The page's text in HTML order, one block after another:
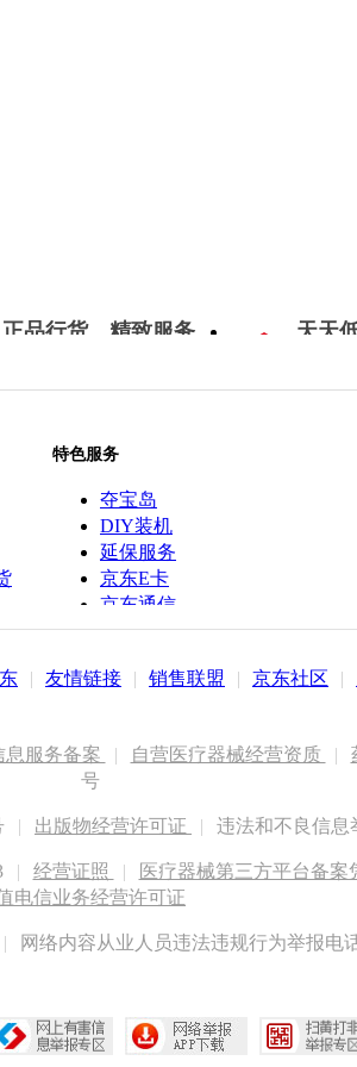
正品行货，精致服务 天天
特色服务
夺宝岛
DIY装机
延保服务
京东E卡
京东通信
京鱼座智能
| 友情链接 | 销售联盟 | 京东社区 |
服务备案 | 自营医疗器械经营资质 |
号
| 出版物经营许可证 | 违法和不良信息
| 经营证照 | 医疗器械第三方平台备案
电信业务经营许可证
| 网络内容从业人员违法违规行为举报电